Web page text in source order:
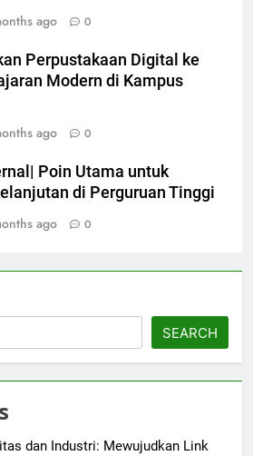
ago 0
Perpustakaan Digital ke
Modern di Kampus
ago 0
Poin Utama untuk
di Perguruan Tinggi
ago 0
SEARCH
dan Industri: Mewujudkan Link